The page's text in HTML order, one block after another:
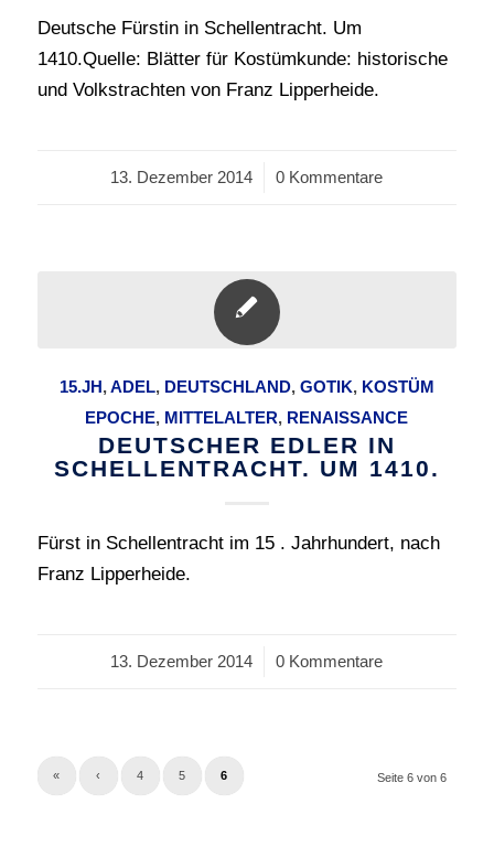
Deutsche Fürstin in Schellentracht. Um
1410.Quelle: Blätter für Kostümkunde: historische
und Volkstrachten von Franz Lipperheide.
13. Dezember 2014
/ 0 Kommentare
15.JH,ADEL, DEUTSCHLAND, GOTIK, KOSTÜM
EPOCHE, MITTELALTER, RENAISSANCE
DEUTSCHER EDLER IN
SCHELLENTRACHT. UM 1410.
Fürst in Schellentracht im 15 . Jahrhundert, nach
Franz Lipperheide.
13. Dezember 2014
/ 0 Kommentare
Seite 6 von 6
« ‹ 4 5 6